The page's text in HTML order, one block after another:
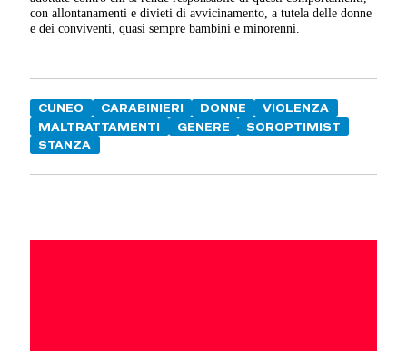
con allontanamenti e divieti di avvicinamento, a tutela delle donne
e dei conviventi, quasi sempre bambini e minorenni.
CUNEO CARABINIERI DONNE
VIOLENZA
MALTRATTAMENTI
GENERE
SOROPTIMIST
STANZA